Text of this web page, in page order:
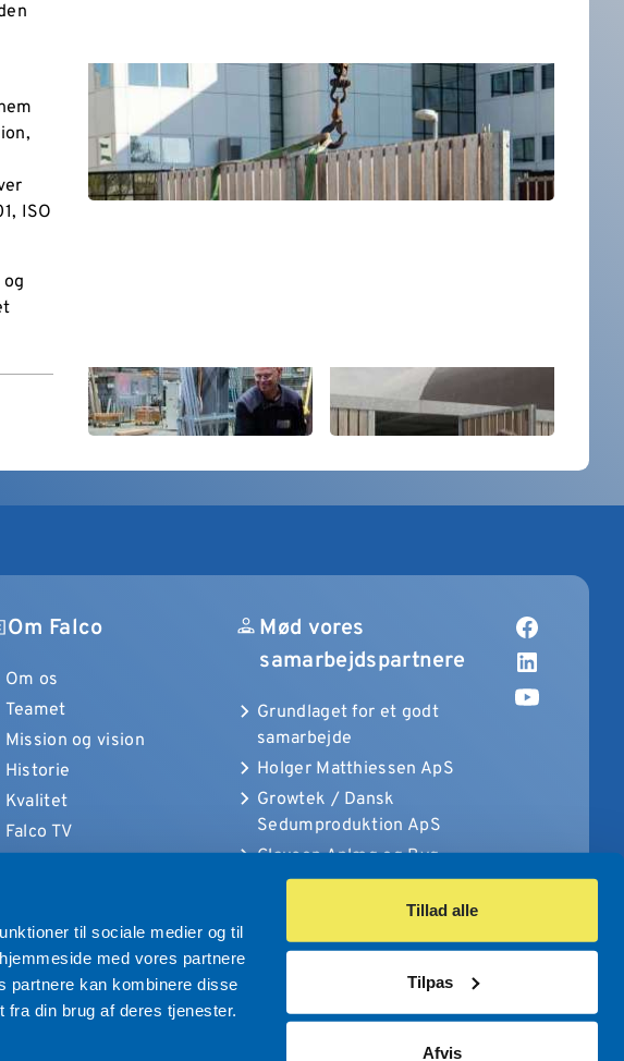
til sociale medier og til
med vores partnere
partnere kan kombinere disse
din brug af deres tjenester.
Tillad alle
Tilpas
Afvis
ISO
Om Falco
Om os
Teamet
Mission og vision
Historie
Kvalitet
Falco TV
Mød vores
samarbejdspartnere
Grundlaget for et godt
samarbejde
Holger Matthiessen ApS
Growtek / Dansk
Sedumproduktion ApS
Clausen Anlæg og Byg
ved Oliver og Henrik ApS
CookiedeklarationenAnsvarsfraskrivelse